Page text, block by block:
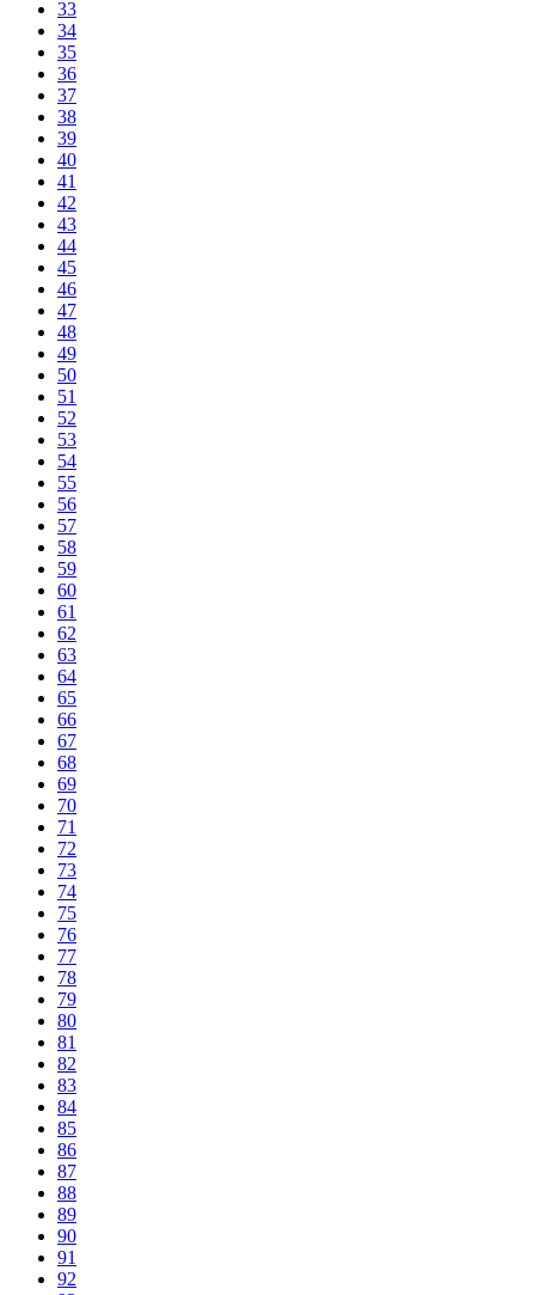
33
34
35
36
37
38
39
40
41
42
43
44
45
46
47
48
49
50
51
52
53
54
55
56
57
58
59
60
61
62
63
64
65
66
67
68
69
70
71
72
73
74
75
76
77
78
79
80
81
82
83
84
85
86
87
88
89
90
91
92